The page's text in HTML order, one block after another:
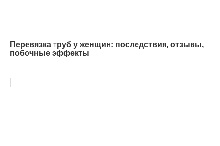
Перевязка труб у женщин: последствия, отзывы,
побочные эффекты